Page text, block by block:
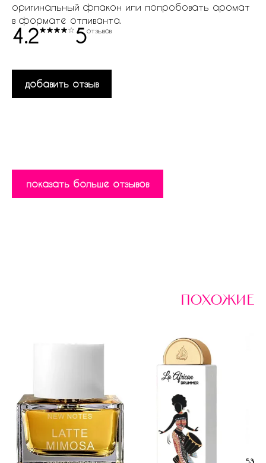
оригинальный флакон или попробовать аромат
в формате отливанта.
4.2 5отзывов
добавить отзыв
показать больше отзывов
похожие